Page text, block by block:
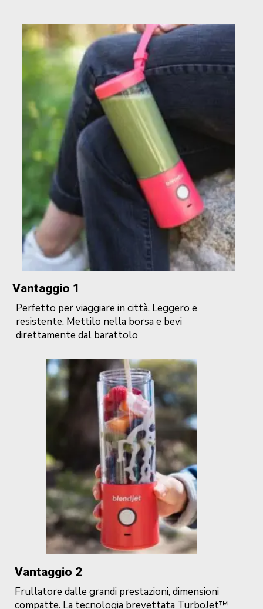
Vantaggio 1
Perfetto per viaggiare in città. Leggero e
resistente. Mettilo nella borsa e bevi
direttamente dal barattolo
Vantaggio 2
Frullatore dalle grandi prestazioni, dimensioni
compatte. La tecnologia brevettata TurboJet™